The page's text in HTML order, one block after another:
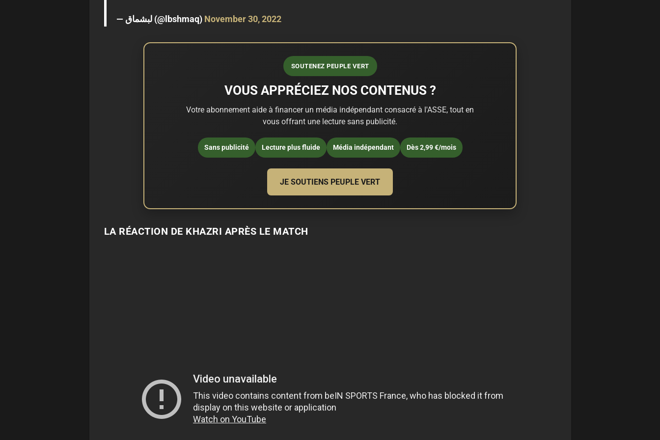
— لبشماق (@lbshmaq) November 30, 2022
SOUTENEZ PEUPLE VERT
VOUS APPRÉCIEZ NOS CONTENUS ?
Votre abonnement aide à financer un média indépendant consacré à l'ASSE, tout en
vous offrant une lecture sans publicité.
Sans publicité Lecture plus fluide Média indépendant Dès 2,99 €/mois
JE SOUTIENS PEUPLE VERT
LA RÉACTION DE KHAZRI APRÈS LE MATCH